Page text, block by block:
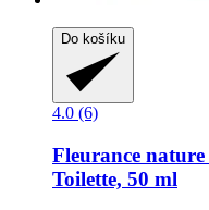
Do košíku
4.0 (6)
Fleurance nature
Toilette, 50 ml